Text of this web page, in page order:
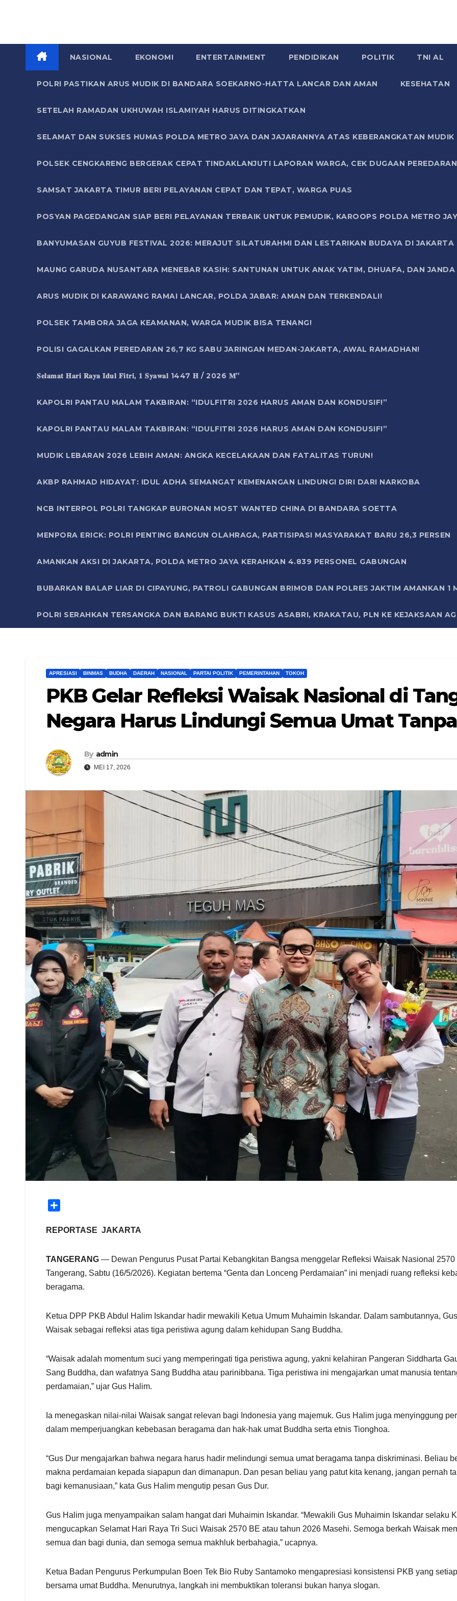
NASIONAL EKONOMI ENTERTAINMENT PENDIDIKAN POLITIK TNI AL
POLRI PASTIKAN ARUS MUDIK DI BANDARA SOEKARNO-HATTA LANCAR DAN AMAN KESEHATAN
SETELAH RAMADAN UKHUWAH ISLAMIYAH HARUS DITINGKATKAN
SELAMAT DAN SUKSES HUMAS POLDA METRO JAYA DAN JAJARANNYA ATAS KEBERANGKATAN
POLSEK CENGKARENG BERGERAK CEPAT TINDAKLANJUTI LAPORAN WARGA, CEK DUGAAN
SAMSAT JAKARTA TIMUR BERI PELAYANAN CEPAT DAN TEPAT, WARGA PUAS
POSYAN PAGEDANGAN SIAP BERI PELAYANAN TERBAIK UNTUK PEMUDIK, KAROOPS POLDA METRO
BANYUMASAN GUYUB FESTIVAL 2026: MERAJUT SILATURAHMI DAN LESTARIKAN BUDAYA DI JAKARTA
MAUNG GARUDA NUSANTARA MENEBAR KASIH: SANTUNAN UNTUK ANAK YATIM, DHUAFA, DAN
ARUS MUDIK DI KARAWANG RAMAI LANCAR, POLDA JABAR: AMAN DAN TERKENDALI!
POLSEK TAMBORA JAGA KEAMANAN, WARGA MUDIK BISA TENANG!
POLISI GAGALKAN PEREDARAN 26,7 KG SABU JARINGAN MEDAN-JAKARTA, AWAL RAMADHAN!
𝐒𝐞𝐥𝐚𝐦𝐚𝐭 𝐇𝐚𝐫𝐢 𝐑𝐚𝐲𝐚 𝐈𝐝𝐮𝐥 𝐅𝐢𝐭𝐫𝐢, 𝟏 𝐒𝐲𝐚𝐰𝐚𝐥 1447 𝐇 / 2026 𝐌”
KAPOLRI PANTAU MALAM TAKBIRAN: “IDULFITRI 2026 HARUS AMAN DAN KONDUSIF!”
KAPOLRI PANTAU MALAM TAKBIRAN: “IDULFITRI 2026 HARUS AMAN DAN KONDUSIF!”
MUDIK LEBARAN 2026 LEBIH AMAN: ANGKA KECELAKAAN DAN FATALITAS TURUN!
AKBP RAHMAD HIDAYAT: IDUL ADHA SEMANGAT KEMENANGAN LINDUNGI DIRI DARI NARKOBA
NCB INTERPOL POLRI TANGKAP BURONAN MOST WANTED CHINA DI BANDARA SOETTA
MENPORA ERICK: POLRI PENTING BANGUN OLAHRAGA, PARTISIPASI MASYARAKAT BARU 26,3 PERSEN
AMANKAN AKSI DI JAKARTA, POLDA METRO JAYA KERAHKAN 4.839 PERSONEL GABUNGAN
BUBARKAN BALAP LIAR DI CIPAYUNG, PATROLI GABUNGAN BRIMOB DAN POLRES JAKTIM AMANKAN 1
POLRI SERAHKAN TERSANGKA DAN BARANG BUKTI KASUS ASABRI, KRAKATAU, PLN KE KEJAKSAAN
APRESIASI BINMAS BUDHA DAERAH NASIONAL PARTAI POLITIK PEMERINTAHAN TOKOH
PKB Gelar Refleksi Waisak Nasional di
Negara Harus Lindungi Semua Umat
By admin
MEI 17, 2026
a
e
REPORTASE JAKARTA
TANGERANG — Dewan Pengurus Pusat Partai Kebangkitan Bangsa menggelar Refleksi Waisak Nasional
Tangerang, Sabtu (16/5/2026). Kegiatan bertema “Genta dan Lonceng Perdamaian” ini menjadi ruang refleksi
beragama.
Ketua DPP PKB Abdul Halim Iskandar hadir mewakili Ketua Umum Muhaimin Iskandar. Dalam sambutannya,
Waisak sebagai refleksi atas tiga peristiwa agung dalam kehidupan Sang Buddha.
“Waisak adalah momentum suci yang memperingati tiga peristiwa agung, yakni kelahiran Pangeran Siddharta
Sang Buddha, dan wafatnya Sang Buddha atau parinibbana. Tiga peristiwa ini mengajarkan umat manusia
perdamaian,” ujar Gus Halim.
Ia menegaskan nilai-nilai Waisak sangat relevan bagi Indonesia yang majemuk. Gus Halim juga menyinggung
dalam memperjuangkan kebebasan beragama dan hak-hak umat Buddha serta etnis Tionghoa.
“Gus Dur mengajarkan bahwa negara harus hadir melindungi semua umat beragama tanpa diskriminasi. Beliau
makna perdamaian kepada siapapun dan dimanapun. Dan pesan beliau yang patut kita kenang, jangan pernah
bagi kemanusiaan,” kata Gus Halim mengutip pesan Gus Dur.
Gus Halim juga menyampaikan salam hangat dari Muhaimin Iskandar. “Mewakili Gus Muhaimin Iskandar selaku
mengucapkan Selamat Hari Raya Tri Suci Waisak 2570 BE atau tahun 2026 Masehi. Semoga berkah Waisak
semua dan bagi dunia, dan semoga semua makhluk berbahagia,” ucapnya.
Ketua Badan Pengurus Perkumpulan Boen Tek Bio Ruby Santamoko mengapresiasi konsistensi PKB yang
bersama umat Buddha. Menurutnya, langkah ini membuktikan toleransi bukan hanya slogan.